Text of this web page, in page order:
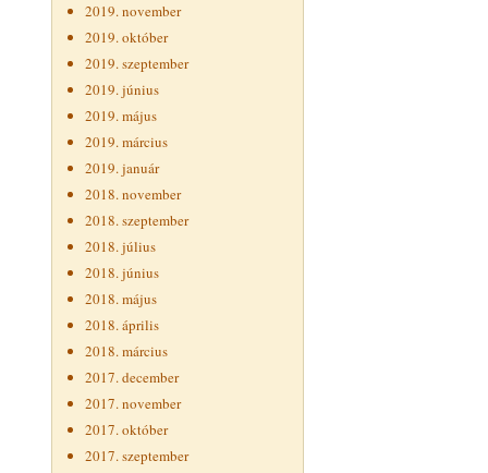
2019. november
2019. október
2019. szeptember
2019. június
2019. május
2019. március
2019. január
2018. november
2018. szeptember
2018. július
2018. június
2018. május
2018. április
2018. március
2017. december
2017. november
2017. október
2017. szeptember